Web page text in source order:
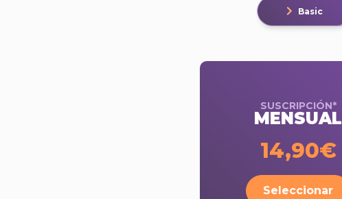
Basic
SUSCRIPCIÓN*
MENSUAL
14,90€
Seleccionar